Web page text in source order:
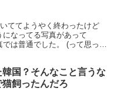
ててようやく終わったけど
なってる写真があって
は普通でした。 (って思った
韓国？そんなこと言うな
猫飼ったんだろ